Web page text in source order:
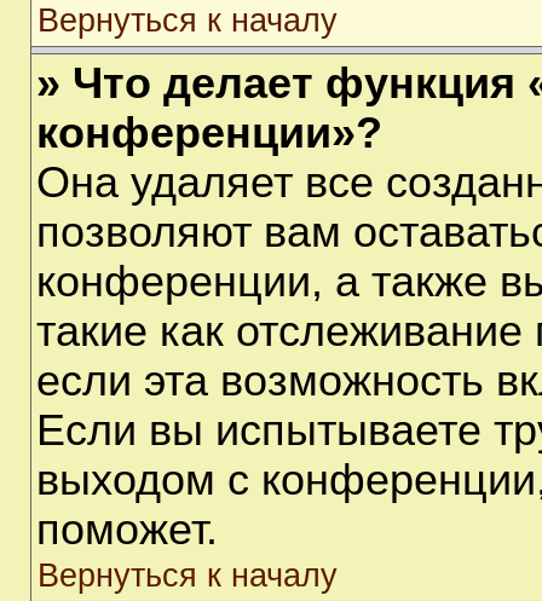
Вернуться к началу
» Что делает функция
конференции»?
Она удаляет все
позволяют вам
конференции, а также
такие как
если эта возможность
Если вы испытываете
выходом с
поможет.
Вернуться к началу